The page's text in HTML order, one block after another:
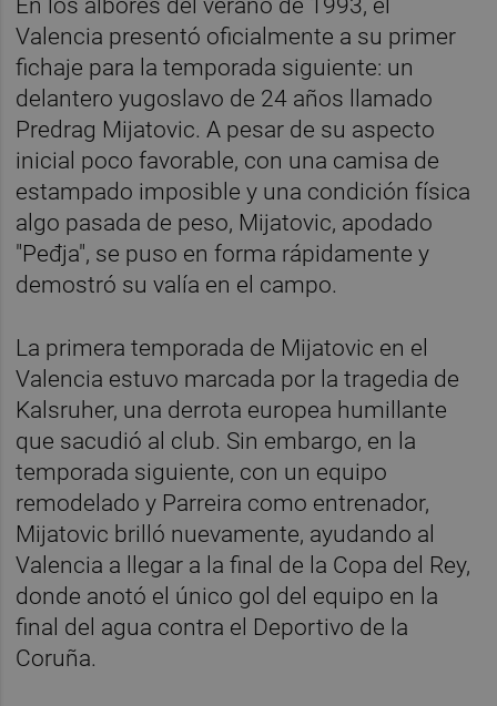
Valencia presentó oficialmente a su primer
fichaje para la temporada siguiente: un
delantero yugoslavo de 24 años llamado
Predrag Mijatovic. A pesar de su aspecto
inicial poco favorable, con una camisa de
estampado imposible y una condición física
algo pasada de peso, Mijatovic, apodado
"Peđja", se puso en forma rápidamente y
demostró su valía en el campo.
La primera temporada de Mijatovic en el
Valencia estuvo marcada por la tragedia de
Kalsruher, una derrota europea humillante
que sacudió al club. Sin embargo, en la
temporada siguiente, con un equipo
remodelado y Parreira como entrenador,
Mijatovic brilló nuevamente, ayudando al
Valencia a llegar a la final de la Copa del Rey,
donde anotó el único gol del equipo en la
final del agua contra el Deportivo de la
Coruña.